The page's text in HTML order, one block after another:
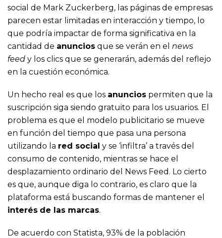
social de Mark Zuckerberg, las páginas de empresas
parecen estar limitadas en interacción y tiempo, lo
que podría impactar de forma significativa en la
cantidad de anuncios que se verán en el news
feed y los clics que se generarán, además del reflejo
en la cuestión económica.
Un hecho real es que los anuncios permiten que la
suscripción siga siendo gratuito para los usuarios. El
problema es que el modelo publicitario se mueve
en función del tiempo que pasa una persona
utilizando la red social y se ‘infiltra’ a través del
consumo de contenido, mientras se hace el
desplazamiento ordinario del News Feed. Lo cierto
es que, aunque diga lo contrario, es claro que la
plataforma está buscando formas de mantener el
interés de las marcas.
De acuerdo con Statista, 93% de la población